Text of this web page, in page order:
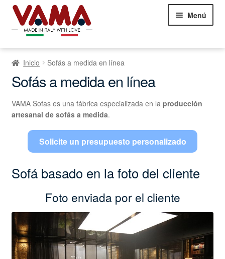
Saltar
navegación
Ir
al
contenido
Menú
Sofás Chesterfield
infantil
Camas
el
Sillones
Showroom Milán NEW
Comentarios de los clientes
Inicio Sofás a medida en línea
Sofás a medida en línea
VAMA Sofas es una fábrica especializada en la producción
artesanal de sofás a medida.
Solicite un presupuesto personalizado
Sofá basado en la foto del cliente
Foto enviada por el cliente